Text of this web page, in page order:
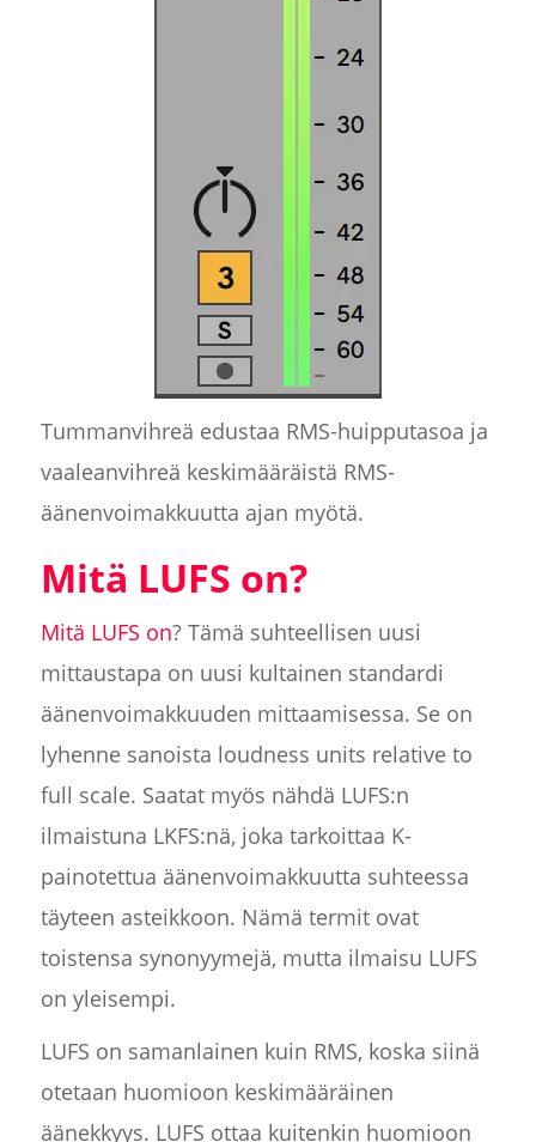
Tummanvihreä edustaa RMS-huipputasoa ja
vaaleanvihreä keskimääräistä RMS-
äänenvoimakkuutta ajan myötä.
Mitä LUFS on?
Mitä LUFS on? Tämä suhteellisen uusi
mittaustapa on uusi kultainen standardi
äänenvoimakkuuden mittaamisessa. Se on
lyhenne sanoista loudness units relative to
full scale. Saatat myös nähdä LUFS:n
ilmaistuna LKFS:nä, joka tarkoittaa K-
painotettua äänenvoimakkuutta suhteessa
täyteen asteikkoon. Nämä termit ovat
toistensa synonyymejä, mutta ilmaisu LUFS
on yleisempi.
LUFS on samanlainen kuin RMS, koska siinä
otetaan huomioon keskimääräinen
äänekkyys. LUFS ottaa kuitenkin huomioon